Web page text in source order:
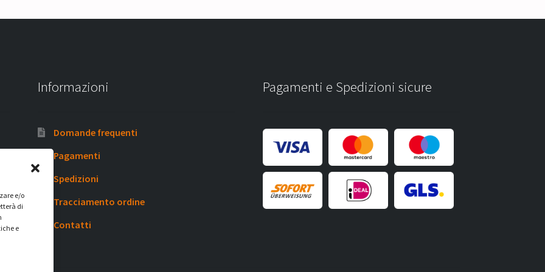
e/o
di
e
Informazioni
Domande frequenti
Pagamenti
Spedizioni
Tracciamento ordine
Contatti
Pagamenti e Spedizioni sicure